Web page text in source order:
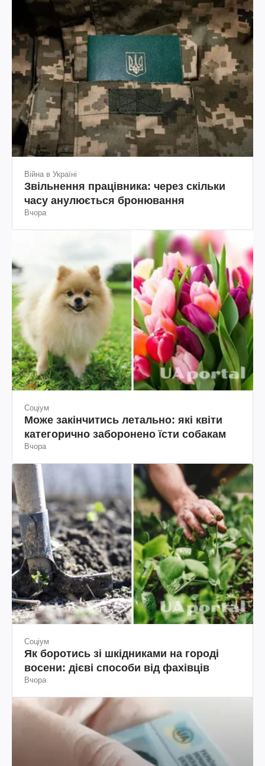
Війна в Україні
Звільнення працівника: через скільки
часу анулюється бронювання
Вчора
Соціум
Може закінчитись летально: які квіти
категорично заборонено їсти собакам
Вчора
Соціум
Як боротись зі шкідниками на городі
восени: дієві способи від фахівців
Вчора